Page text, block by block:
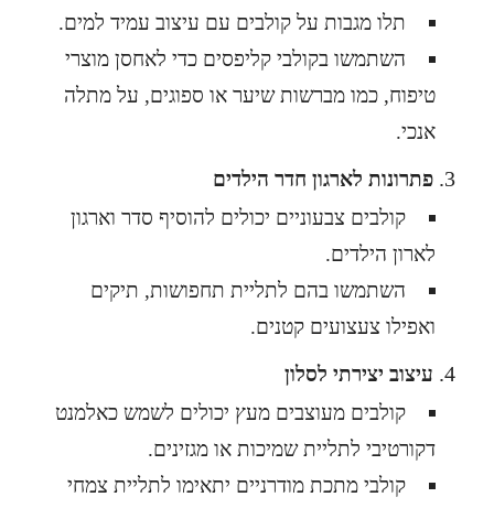
תלו מגבות על קולבים עם עיצוב עמיד למים.
השתמשו בקולבי קליפסים כדי לאחסן מוצרי
טיפוח, כמו מברשות שיער או ספוגים, על מתלה
אנכי.
פתרונות לארגון חדר הילדים
קולבים צבעוניים יכולים להוסיף סדר וארגון
לארון הילדים.
השתמשו בהם לתליית תחפושות, תיקים
ואפילו צעצועים קטנים.
עיצוב יצירתי לסלון
קולבים מעוצבים מעץ יכולים לשמש כאלמנט
דקורטיבי לתליית שמיכות או מגזינים.
קולבי מתכת מודרניים יתאימו לתליית צמחי